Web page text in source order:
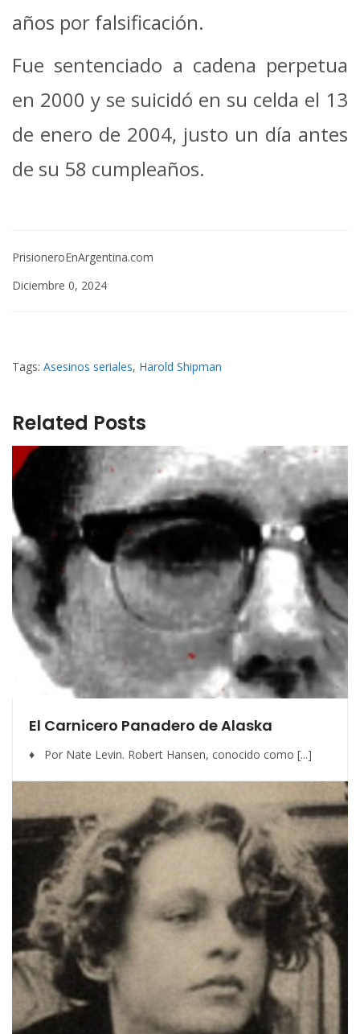
años por falsificación.
Fue sentenciado a cadena perpetua
en 2000 y se suicidó en su celda el 13
de enero de 2004, justo un día antes
de su 58 cumpleaños.
PrisioneroEnArgentina.com
Diciembre 0, 2024
Tags: Asesinos seriales, Harold Shipman
Related Posts
El Carnicero Panadero de Alaska
♦ Por Nate Levin. Robert Hansen, conocido como [...]